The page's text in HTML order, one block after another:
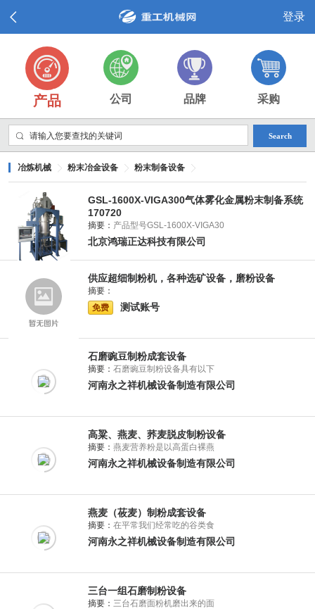
登录
产品 公司 品牌 采购
Search
冶炼机械 粉末冶金设备 粉末制备设备
GSL-1600X-VIGA300气体雾化金属粉末制备系统
170720
摘要： 产品型号GSL-1600X-VIGA30
北京鸿瑞正达科技有限公司
供应超细制粉机，各种选矿设备，磨粉设备
摘要：
免费
测试账号
石磨豌豆制粉成套设备
摘要： 石磨豌豆制粉设备具有以下
河南永之祥机械设备制造有限公司
高粱、燕麦、荞麦脱皮制粉设备
摘要： 燕麦营养粉是以高蛋白裸燕
河南永之祥机械设备制造有限公司
燕麦（莜麦）制粉成套设备
摘要： 在平常我们经常吃的谷类食
河南永之祥机械设备制造有限公司
三台一组石磨制粉设备
摘要： 三台石磨面粉机磨出来的面